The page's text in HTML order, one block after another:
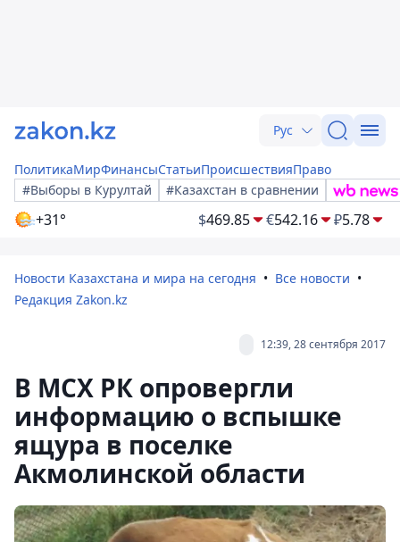
Рус
ПолитикаМирФинансыСтатьиПроисшествияПраво
#Выборы в Курултай
#Казахстан в сравнении
+31° $469.85 €542.16 ₽5.78
Новости Казахстана и мира на сегодня
Все новости
Редакция Zakon.kz
12:39, 28 сентября 2017
В МСХ РК опровергли
информацию о вспышке
ящура в поселке
Акмолинской области